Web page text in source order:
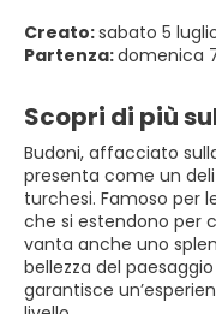
Creato:sabato 5
Partenza:domenica
Scopri di più
Budoni, affacciato
presenta come un
turchesi. Famoso per
che si estendono per
vanta anche uno
bellezza del
garantisce